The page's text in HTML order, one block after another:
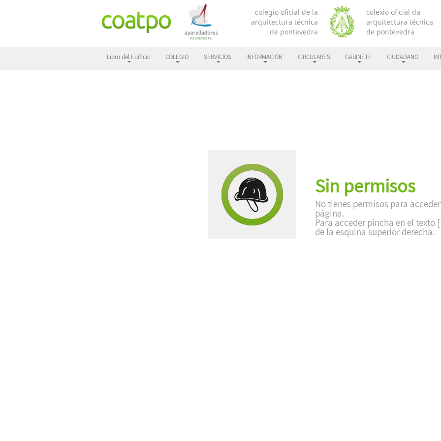
Libro del Edificio COLEGIO SERVICIOS INFORMACIÓN CIRCULARES GABINETE CIUDADANO
Sin permisos
No tienes permisos para
página.
Para acceder pincha en el texto
de la esquina superior derecha.